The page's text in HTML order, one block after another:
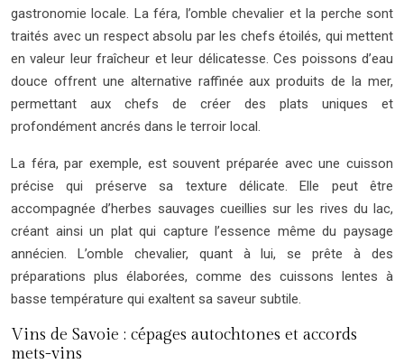
gastronomie locale. La féra, l’omble chevalier et la perche sont
traités avec un respect absolu par les chefs étoilés, qui mettent
en valeur leur fraîcheur et leur délicatesse. Ces poissons d’eau
douce offrent une alternative raffinée aux produits de la mer,
permettant aux chefs de créer des plats uniques et
profondément ancrés dans le terroir local.
La féra, par exemple, est souvent préparée avec une cuisson
précise qui préserve sa texture délicate. Elle peut être
accompagnée d’herbes sauvages cueillies sur les rives du lac,
créant ainsi un plat qui capture l’essence même du paysage
annécien. L’omble chevalier, quant à lui, se prête à des
préparations plus élaborées, comme des cuissons lentes à
basse température qui exaltent sa saveur subtile.
Vins de Savoie : cépages autochtones et accords
mets-vins